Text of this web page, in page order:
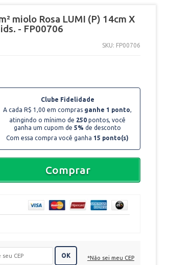
miolo Rosa LUMI (P) 14cm X
- FP00706
SKU: FP00706
Clube Fidelidade
A cada R$ 1,00 em compras ganhe 1 ponto,
atingindo o mínimo de 250 pontos, você
ganha um cupom de5% de desconto
Com essa compra você ganha 15 ponto(s)
Comprar
OK *Não sei meu CEP